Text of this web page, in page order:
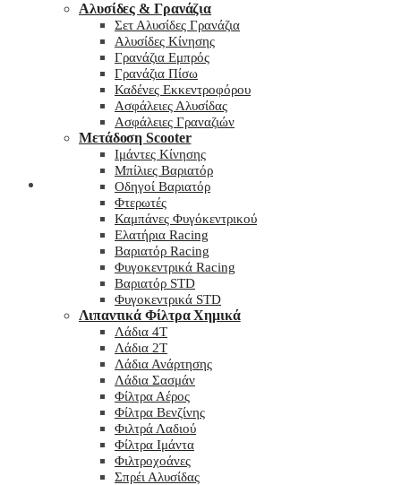
My wishlist
Αλυσίδες & Γρανάζια
Σετ Αλυσίδες Γρανάζια
Αλυσίδες Κίνησης
Γρανάζια Εμπρός
Γρανάζια Πίσω
Καδένες Εκκεντροφόρου
Ασφάλειες Αλυσίδας
Ασφάλειες Γραναζιών
Μετάδοση Scooter
Ιμάντες Κίνησης
Μπίλιες Βαριατόρ
Οδηγοί Βαριατόρ
Φτερωτές
Καμπάνες Φυγόκεντρικού
Ελατήρια Racing
Βαριατόρ Racing
Φυγοκεντρικά Racing
Βαριατόρ STD
Φυγοκεντρικά STD
Λιπαντικά Φίλτρα Χημικά
Λάδια 4T
Λάδια 2T
Λάδια Ανάρτησης
Λάδια Σασμάν
Φίλτρα Αέρος
Φίλτρα Βενζίνης
Φιλτρά Λαδιού
Φίλτρα Ιμάντα
Φιλτροχοάνες
Σπρέι Αλυσίδας